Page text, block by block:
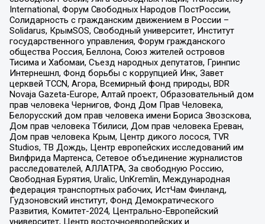
International, Форум Свободных Народов ПостРоссии,
Солидарность с гражданским движением в России –
Solidarus, КрымSOS, Свободный университет, Институт
государственного управления, Форум гражданского
общества Россия, Беллона, Союз жителей островов
Тисима и Хабомаи, Съезд народных депутатов, Гринпис
Интернешнл, Фонд борьбы с коррупцией Инк, Завет
церквей TCCN, Агора, Всемирный фонд природы, BDR
Novaja Gazeta-Europe, Алтай проект, Образовательный дом
прав человека Чернигов, Фонд Дом Прав Человека,
Белорусский дом прав человека имени Бориса Звозскова,
Дом прав человека Тбилиси, Дом прав человека Ереван,
Дом прав человека Крым, Центр дикого лосося, TVR
Studios, ТВ Дождь, Центр европейских исследований им
Вилфрида Мартенса, Сетевое объединение журналистов
расследователей, АЛЛАТРА, За свободную Россию,
Свободная Бурятия, Uralic, UnKremlin, Международная
федерация транспортных рабочих, ИстЧам Финланд,
Гудзоновский институт, Фонд Демократического
Развития, Комитет-2024, Центрально-Европейский
университет, Центр восточноевропейских и